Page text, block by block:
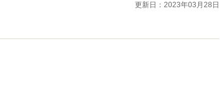
更新日：2023年03月28日